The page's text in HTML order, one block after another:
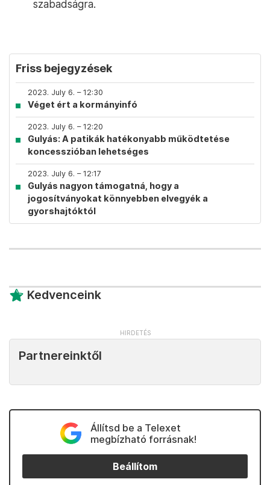
szabadságra.
Friss bejegyzések
2023. July 6. – 12:30
Véget ért a kormányinfó
2023. July 6. – 12:20
Gulyás: A patikák hatékonyabb működtetése
koncesszióban lehetséges
2023. July 6. – 12:17
Gulyás nagyon támogatná, hogy a
jogosítványokat könnyebben elvegyék a
gyorshajtóktól
Kedvenceink
Partnereinktől
Állítsd be a Telexet
megbízható forrásnak!
Beállítom